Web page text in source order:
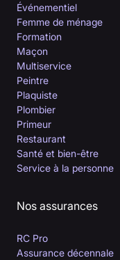
Événementiel
Femme de ménage
Formation
Maçon
Multiservice
Peintre
Plaquiste
Plombier
Primeur
Restaurant
Santé et bien-être
Service à la personne
Nos assurances
RC Pro
Assurance décennale